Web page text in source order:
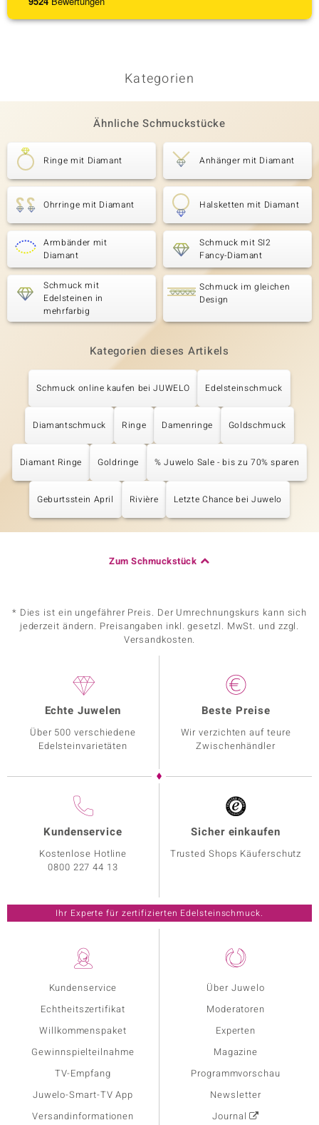
Kategorien
Ähnliche Schmuckstücke
Ringe mit Diamant Anhänger mit Diamant
Ohrringe mit Diamant Halsketten mit Diamant
Armbänder mit
Diamant
Schmuck mit SI2
Fancy-Diamant
Schmuck mit
Edelsteinen in
mehrfarbig
Schmuck im gleichen
Design
Kategorien dieses Artikels
Schmuck online kaufen bei JUWELO Edelsteinschmuck
Diamantschmuck Ringe Damenringe Goldschmuck
Diamant Ringe Goldringe % Juwelo Sale - bis zu 70% sparen
Geburtsstein April Rivière Letzte Chance bei Juwelo
Zum Schmuckstück
* Dies ist ein ungefährer Preis. Der Umrechnungskurs kann sich
jederzeit ändern. Preisangaben inkl. gesetzl. MwSt. und zzgl.
Versandkosten.
Kundenservice
Echtheitszertifikat
Willkommenspaket
Gewinnspielteilnahme
TV-Empfang
Juwelo-Smart-TV App
Versandinformationen
Über Juwelo
Moderatoren
Experten
Magazine
Programmvorschau
Newsletter
Journal
Echte Juwelen
Über 500 verschiedene
Edelsteinvarietäten
Beste Preise
Wir verzichten auf teure
Zwischenhändler
Kundenservice
Kostenlose Hotline
0800 227 44 13
Sicher einkaufen
Trusted Shops Käuferschutz
Ihr Experte für zertifizierten Edelsteinschmuck.